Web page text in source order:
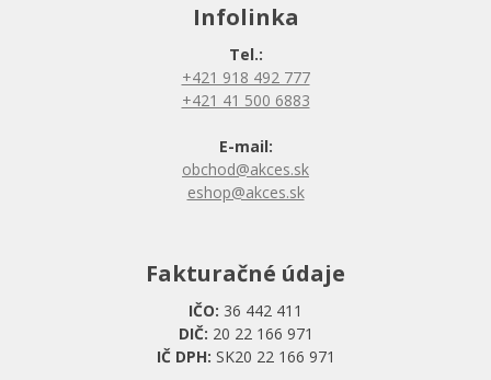
Infolinka
Tel.:
+421 918 492 777
+421 41 500 6883
E-mail:
obchod@akces.sk
eshop@akces.sk
Fakturačné údaje
IČO: 36 442 411
DIČ: 20 22 166 971
IČ DPH: SK20 22 166 971